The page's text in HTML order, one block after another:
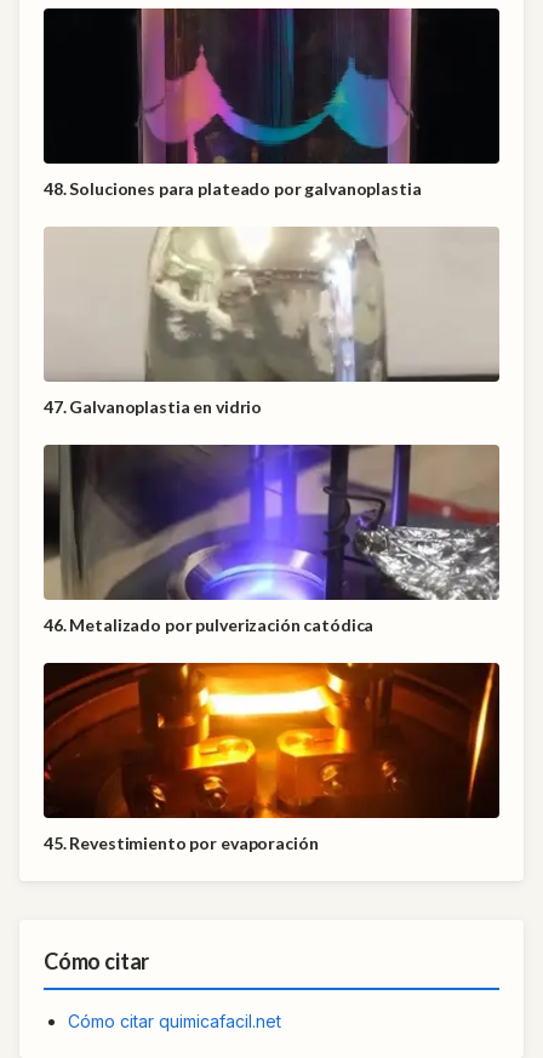
48. Soluciones para plateado por galvanoplastia
47. Galvanoplastia en vidrio
46. Metalizado por pulverización catódica
45. Revestimiento por evaporación
Cómo citar
Cómo citar quimicafacil.net